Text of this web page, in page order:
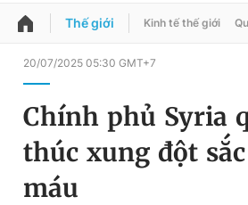
QUẢNG CÁO
Chuyên mục
Chuyên mục khác
Đổi mật khẩu
Tin đã lưu
Thế giới Kinh tế thế giới
20/07/2025 05:30 GMT+7
Chính phủ Syria
thúc xung đột
máu